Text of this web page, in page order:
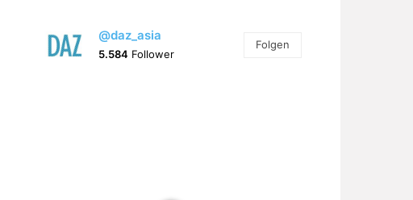
@daz_asia
5.584 Follower
Folgen